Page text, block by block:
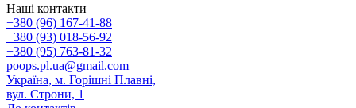
Наші контакти
+380 (96) 167-41-88
+380 (93) 018-56-92
+380 (95) 763-81-32
poops.pl.ua@gmail.com
Україна, м. Горішні Плавні,
вул. Строни, 1